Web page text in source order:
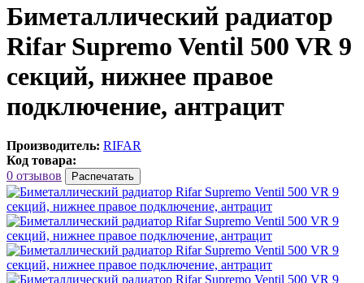
Биметаллический радиатор
Rifar Supremo Ventil 500 VR 9
секций, нижнее правое
подключение, антрацит
Производитель: RIFAR
Код товара:
0 отзывов
Распечатать